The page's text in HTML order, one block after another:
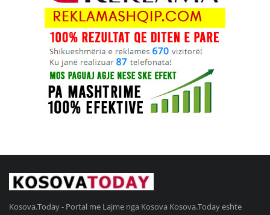
Kosova.Today - Portal me Lajme nga Kosova Kosova.Today eshte